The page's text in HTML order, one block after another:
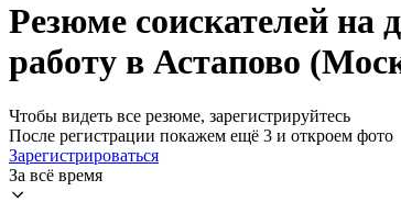
Резюме соискателей на
работу в Астапово
Чтобы видеть все резюме, зарегистрируйтесь
После регистрации покажем ещё 3 и откроем фото
Зарегистрироваться
За всё время